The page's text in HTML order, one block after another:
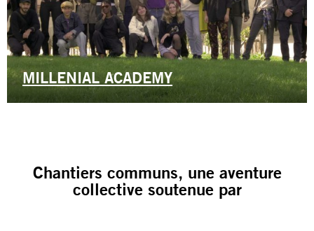
MILLENIAL ACADEMY
Chantiers communs, une aventure
collective soutenue par